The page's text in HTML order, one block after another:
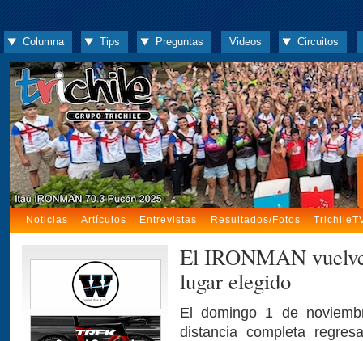
Columna Tips Preguntas Videos Circuitos
Noticias Artículos Entrevistas Resultados/Fotos
El IRONMAN
lugar elegido
El domingo 1 de
distancia completa